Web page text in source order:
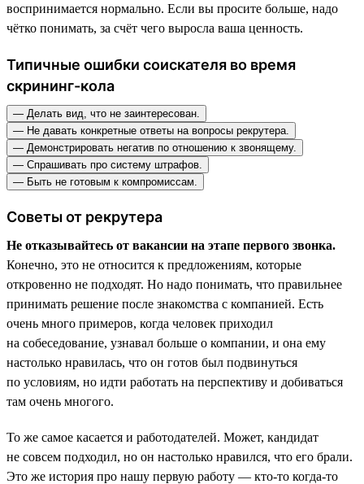
воспринимается нормально. Если вы просите больше, надо
чётко понимать, за счёт чего выросла ваша ценность.
Типичные ошибки соискателя во время
скрининг-кола
— Делать вид, что не заинтересован.
— Не давать конкретные ответы на вопросы рекрутера.
— Демонстрировать негатив по отношению к звонящему.
— Спрашивать про систему штрафов.
— Быть не готовым к компромиссам.
Советы от рекрутера
Не отказывайтесь от вакансии на этапе первого звонка.
Конечно, это не относится к предложениям, которые
откровенно не подходят. Но надо понимать, что правильнее
принимать решение после знакомства с компанией. Есть
очень много примеров, когда человек приходил
на собеседование, узнавал больше о компании, и она ему
настолько нравилась, что он готов был подвинуться
по условиям, но идти работать на перспективу и добиваться
там очень многого.
То же самое касается и работодателей. Может, кандидат
не совсем подходил, но он настолько нравился, что его брали.
Это же история про нашу первую работу — кто-то когда-то